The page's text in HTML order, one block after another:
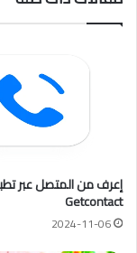
إعرف من المتصل عبر
Getcontact
2024-11-06